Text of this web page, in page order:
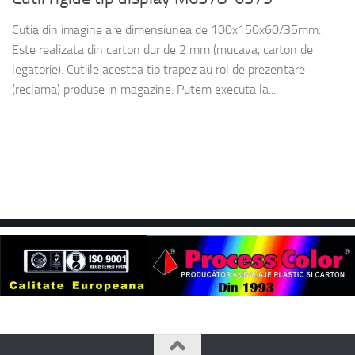
Cutia din imagine are dimensiunea de 100x150x60/35mm.
Este realizata din carton dur de 2 mm (mucava, carton de
legatorie). Cutiile acestea tip trapez au rol de prezentare
(reclama) produse in magazine. Putem executa la...